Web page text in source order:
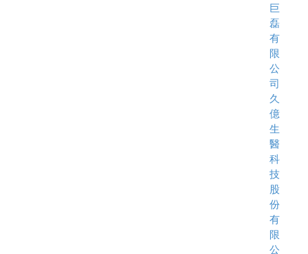
巨
磊
有
限
公
司
久
億
生
醫
科
技
股
份
有
限
公